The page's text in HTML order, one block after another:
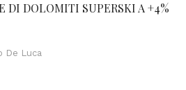
DI DOLOMITI SUPERSKI A +4%
De Luca